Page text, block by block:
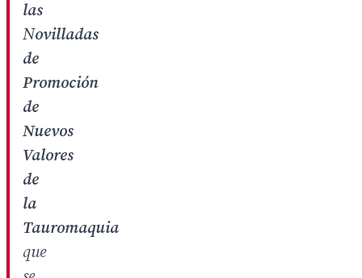
las
Novilladas
de
Promoción
de
Nuevos
Valores
de
la
Tauromaquia
que